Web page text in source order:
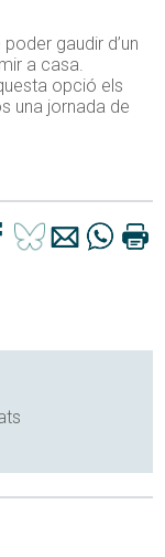
gaudir d’un
a casa.
opció els
una jornada de